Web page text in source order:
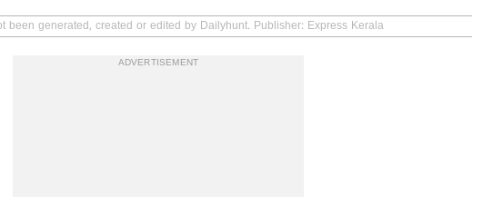
been generated, created or edited by Dailyhunt. Publisher: Express Kerala
ADVERTISEMENT